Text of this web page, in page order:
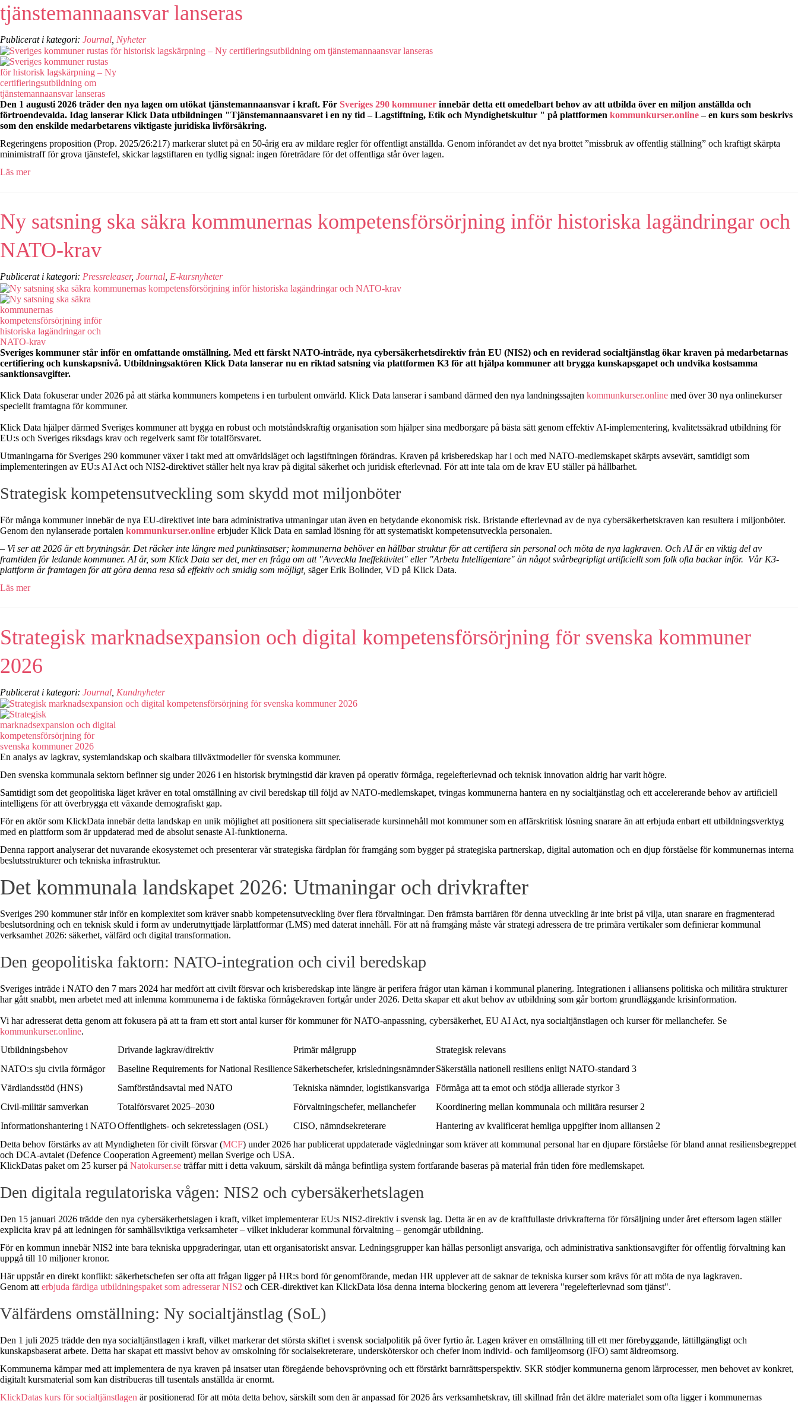
tjänstemannaansvar lanseras
Publicerat i kategori: Journal Nyheter
Den 1 augusti 2026 träder den nya lagen om utökat tjänstemannaansvar i kraft. För Sveriges 290 kommuner innebär detta ett omedelbart behov av att utbilda över en miljon anställda och
förtroendevalda. Idag lanserar Klick Data utbildningen "Tjänstemannaansvaret i en ny tid – Lagstiftning, Etik och Myndighetskultur " på plattformen kommunkurser.online– en kurs som beskrivs
som den enskilde medarbetarens viktigaste juridiska livförsäkring.
Regeringens proposition (Prop. 2025/26:217) markerar slutet på en 50-årig era av mildare regler för offentligt anställda. Genom införandet av det nya brottet ”missbruk av offentlig ställning” och kraftigt skärpta
minimistraff för grova tjänstefel, skickar lagstiftaren en tydlig signal: ingen företrädare för det offentliga står över lagen.
Läs mer
Ny satsning ska säkra kommunernas kompetensförsörjning inför historiska lagändringar och
NATO-krav
Publicerat i kategori: Pressreleaser, Journal E-kursnyheter
Sveriges kommuner står inför en omfattande omställning. Med ett färskt NATO-inträde, nya cybersäkerhetsdirektiv från EU (NIS2) och en reviderad socialtjänstlag ökar kraven på medarbetarnas
certifiering och kunskapsnivå. Utbildningsaktören Klick Data lanserar nu en riktad satsning via plattformen K3 för att hjälpa kommuner att brygga kunskapsgapet och undvika kostsamma
sanktionsavgifter.
Klick Data fokuserar under 2026 på att stärka kommuners kompetens i en turbulent omvärld. Klick Data lanserar i samband därmed den nya landningssajten kommunkurser.online med över 30 nya onlinekurser
speciellt framtagna för kommuner.
Klick Data hjälper därmed Sveriges kommuner att bygga en robust och motståndskraftig organisation som hjälper sina medborgare på bästa sätt genom effektiv AI-implementering, kvalitetssäkrad utbildning för
EU:s och Sveriges riksdags krav och regelverk samt för totalförsvaret.
Utmaningarna för Sveriges 290 kommuner växer i takt med att omvärldsläget och lagstiftningen förändras. Kraven på krisberedskap har i och med NATO-medlemskapet skärpts avsevärt, samtidigt som
implementeringen av EU:s AI Act och NIS2-direktivet ställer helt nya krav på digital säkerhet och juridisk efterlevnad. För att inte tala om de krav EU ställer på hållbarhet.
Strategisk kompetensutveckling som skydd mot miljonböter
För många kommuner innebär de nya EU-direktivet inte bara administrativa utmaningar utan även en betydande ekonomisk risk. Bristande efterlevnad av de nya cybersäkerhetskraven kan resultera i miljonböter.
Genom den nylanserade portalen kommunkurser.online erbjuder Klick Data en samlad lösning för att systematiskt kompetensutveckla personalen.
– Vi ser att 2026 är ett brytningsår. Det räcker inte längre med punktinsatser; kommunerna behöver en hållbar struktur för att certifiera sin personal och möta de nya lagkraven. Och AI är en viktig del av
framtiden för ledande kommuner. AI är, som Klick Data ser det, mer en fråga om att "Avveckla Ineffektivitet" eller "Arbeta Intelligentare" än något svårbegripligt artificiellt som folk ofta backar inför. Vår K3-
plattform är framtagen för att göra denna resa så effektiv och smidig som möjligt, säger Erik Bolinder, VD på Klick Data.
Läs mer
Strategisk marknadsexpansion och digital kompetensförsörjning för svenska kommuner
2026
Publicerat i kategori: Journal Kundnyheter
En analys av lagkrav, systemlandskap och skalbara tillväxtmodeller för svenska kommuner.
Den svenska kommunala sektorn befinner sig under 2026 i en historisk brytningstid där kraven på operativ förmåga, regelefterlevnad och teknisk innovation aldrig har varit högre.
Samtidigt som det geopolitiska läget kräver en total omställning av civil beredskap till följd av NATO-medlemskapet, tvingas kommunerna hantera en ny socialtjänstlag och ett accelererande behov av artificiell
intelligens för att överbrygga ett växande demografiskt gap.
För en aktör som KlickData innebär detta landskap en unik möjlighet att positionera sitt specialiserade kursinnehåll mot kommuner som en affärskritisk lösning snarare än att erbjuda enbart ett utbildningsverktyg
med en plattform som är uppdaterad med de absolut senaste AI-funktionerna.
Denna rapport analyserar det nuvarande ekosystemet och presenterar vår strategiska färdplan för framgång som bygger på strategiska partnerskap, digital automation och en djup förståelse för kommunernas interna
beslutsstrukturer och tekniska infrastruktur.
Det kommunala landskapet 2026: Utmaningar och drivkrafter
Sveriges 290 kommuner står inför en komplexitet som kräver snabb kompetensutveckling över flera förvaltningar. Den främsta barriären för denna utveckling är inte brist på vilja, utan snarare en fragmenterad
beslutsordning och en teknisk skuld i form av underutnyttjade lärplattformar (LMS) med daterat innehåll. För att nå framgång måste vår strategi adressera de tre primära vertikaler som definierar kommunal
verksamhet 2026: säkerhet, välfärd och digital transformation.
Den geopolitiska faktorn: NATO-integration och civil beredskap
Sveriges inträde i NATO den 7 mars 2024 har medfört att civilt försvar och krisberedskap inte längre är perifera frågor utan kärnan i kommunal planering. Integrationen i alliansens politiska och militära strukturer
har gått snabbt, men arbetet med att inlemma kommunerna i de faktiska förmågekraven fortgår under 2026. Detta skapar ett akut behov av utbildning som går bortom grundläggande krisinformation.
Vi har adresserat detta genom att fokusera på att ta fram ett stort antal kurser för kommuner för NATO-anpassning, cybersäkerhet, EU AI Act, nya socialtjänstlagen och kurser för mellanchefer. Se
kommunkurser.online.
Utbildningsbehov
Drivande lagkrav/direktiv Primär målgrupp
Strategisk relevans
NATO:s sju civila förmågor
Baseline Requirements for National ResilienceSäkerhetschefer, krisledningsnämnderSäkerställa nationell resiliens enligt NATO-standard 3
Värdlandsstöd (HNS)
Samförståndsavtal med NATO Tekniska nämnder, logistikansvariga
Förmåga att ta emot och stödja allierade styrkor 3
Civil-militär samverkan
Totalförsvaret 2025–2030 Förvaltningschefer, mellanchefer
Koordinering mellan kommunala och militära resurser 2
Informationshantering i NATOOffentlighets- och sekretesslagen (OSL) CISO, nämndsekreterare
Hantering av kvalificerat hemliga uppgifter inom alliansen 2
Detta behov förstärks av att Myndigheten för civilt försvar (MCF) under 2026 har publicerat uppdaterade vägledningar som kräver att kommunal personal har en djupare förståelse för bland annat resiliensbegreppet
och DCA-avtalet (Defence Cooperation Agreement) mellan Sverige och USA.
KlickDatas paket om 25 kurserpå Natokurser.se träffar mitt i detta vakuum, särskilt då många befintliga system fortfarande baseras på material från tiden före medlemskapet.
Den digitala regulatoriska vågen: NIS2 och cybersäkerhetslagen
Den 15 januari 2026 trädde den nya cybersäkerhetslagen i kraft, vilket implementerar EU:s NIS2-direktiv i svensk lag. Detta är en av de kraftfullaste drivkrafterna för försäljning under året eftersom lagen ställer
explicita krav på att ledningen för samhällsviktiga verksamheter – vilket inkluderar kommunal förvaltning – genomgår utbildning.
För en kommun innebär NIS2 inte bara tekniska uppgraderingar, utan ett organisatoriskt ansvar. Ledningsgrupper kan hållas personligt ansvariga, och administrativa sanktionsavgifter för offentlig förvaltning kan
uppgå till 10 miljoner kronor.
Här uppstår en direkt konflikt: säkerhetschefen ser ofta att frågan ligger på HR:s bord för genomförande, medan HR upplever att de saknar de tekniska kurser som krävs för att möta de nya lagkraven.
Genom att erbjuda färdiga utbildningspaket som adresserarNIS2 och CER-direktivet kan KlickData lösa denna interna blockering genom att leverera "regelefterlevnad som tjänst".
Välfärdens omställning: Ny socialtjänstlag (SoL)
Den 1 juli 2025 trädde den nya socialtjänstlagen i kraft, vilket markerar det största skiftet i svensk socialpolitik på över fyrtio år. Lagen kräver en omställning till ett mer förebyggande, lättillgängligt och
kunskapsbaserat arbete. Detta har skapat ett massivt behov av omskolning för socialsekreterare, undersköterskor och chefer inom individ- och familjeomsorg (IFO) samt äldreomsorg.
Kommunerna kämpar med att implementera de nya kraven på insatser utan föregående behovsprövning och ett förstärkt barnrättsperspektiv. SKR stödjer kommunerna genom lärprocesser, men behovet av konkret,
digitalt kursmaterial som kan distribueras till tusentals anställda är enormt.
KlickDatas kurs försocialtjänstlagen ärpositionerad för att möta detta behov, särskilt som den är anpassad för 2026 års verksamhetskrav, till skillnad från det äldre materialet som ofta ligger i kommunernas